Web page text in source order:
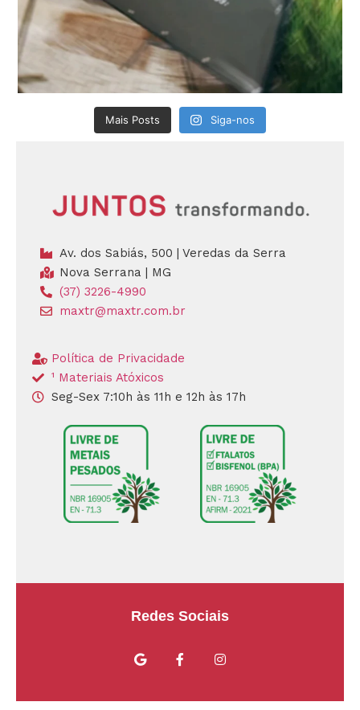
Mais Posts Siga-nos
Av. dos Sabiás, 500 | Veredas da Serra
Nova Serrana | MG
(37) 3226-4990
maxtr@maxtr.com.br
Política de Privacidade
¹ Materiais Atóxicos
Seg-Sex 7:10h às 11h e 12h às 17h
Redes Sociais
para oferecer a experiência mais
preferências e repetidas visitas. Ao
cookies. No entanto, você pode
controlado.